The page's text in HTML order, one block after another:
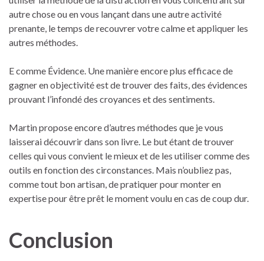
autre chose ou en vous lançant dans une autre activité
prenante, le temps de recouvrer votre calme et appliquer les
autres méthodes.
E comme Évidence. Une manière encore plus efficace de
gagner en objectivité est de trouver des faits, des évidences
prouvant l’infondé des croyances et des sentiments.
Martin propose encore d’autres méthodes que je vous
laisserai découvrir dans son livre. Le but étant de trouver
celles qui vous convient le mieux et de les utiliser comme des
outils en fonction des circonstances. Mais n’oubliez pas,
comme tout bon artisan, de pratiquer pour monter en
expertise pour être prêt le moment voulu en cas de coup dur.
Conclusion